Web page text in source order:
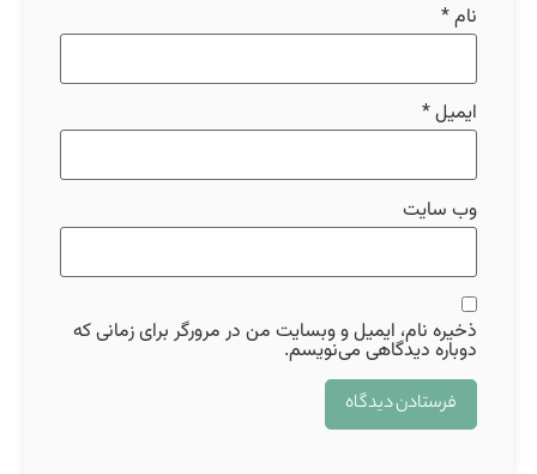
نام*
ایمیل*
وب‌ سایت
ذخیره نام، ایمیل و وبسایت من در مرورگر برای زمانی که
دوباره دیدگاهی می‌نویسم.